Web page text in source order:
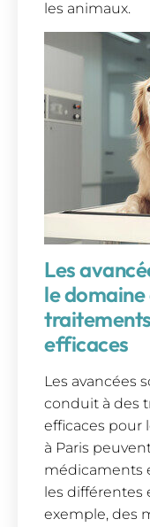
les animaux.
Les
le
efficaces
Les avancées
conduit à des
efficaces pour
à Paris
médicaments
les différentes
exemple, des